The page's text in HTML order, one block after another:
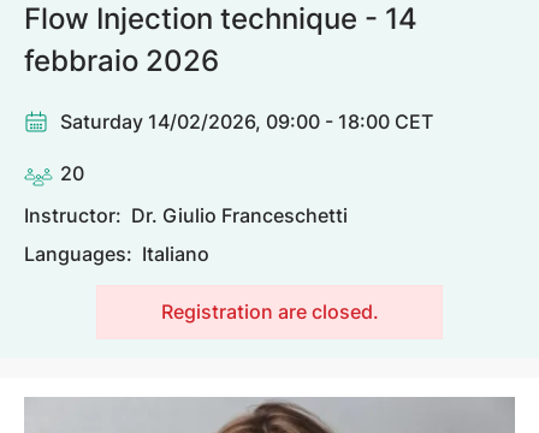
Flow Injection technique - 14
febbraio 2026
Saturday 14/02/2026, 09:00 - 18:00 CET
20
Instructor: Dr. Giulio Franceschetti
Languages: Italiano
Registration are closed.